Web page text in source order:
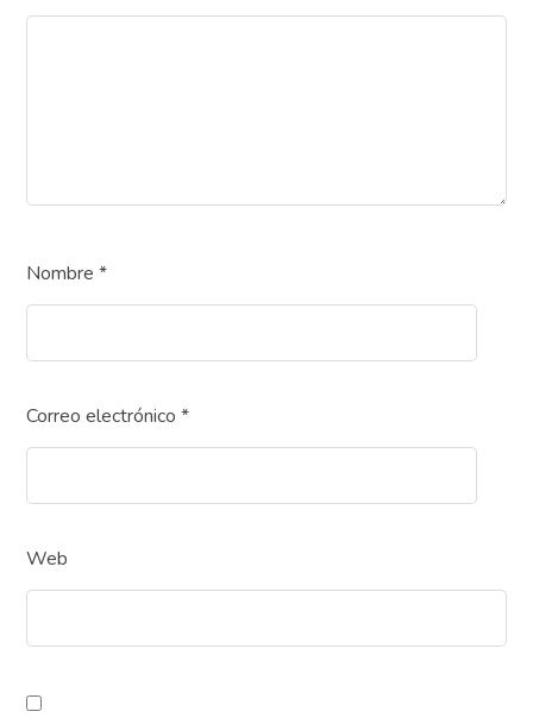
Nombre*
Correo electrónico*
Web